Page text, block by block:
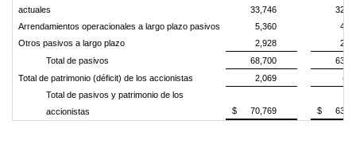
actuales
33,746
Arrendamientos operacionales a largo plazo pasivos
5,360
Otros pasivos a largo plazo
2,928
Total de pasivos
68,700
Total de patrimonio (déficit) de los accionistas
2,069
Total de pasivos y patrimonio de los
accionistas
$ 70,769 $